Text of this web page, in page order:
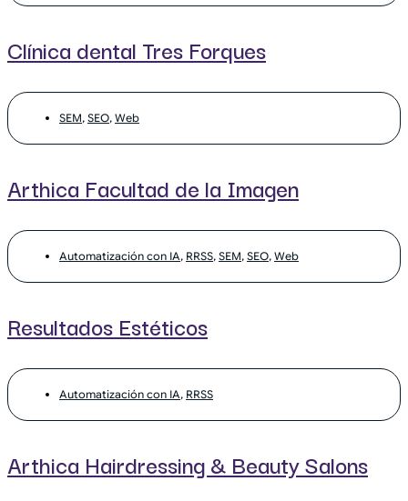
Clínica dental Tres Forques
SEM, SEO, Web
Arthica Facultad de la Imagen
Automatización con IA, RRSS, SEM, SEO, Web
Resultados Estéticos
Automatización con IA, RRSS
Arthica Hairdressing & Beauty Salons